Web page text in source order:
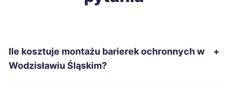
Kędzierzyn-Koźle 199 zł
Ile kosztuje montażu barierek ochronnych w
Wodzisławiu Śląskim?
+